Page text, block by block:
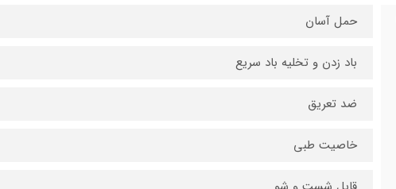
حمل آسان
باد زدن و تخلیه باد سریع
ضد تعریق
خاصیت طبی